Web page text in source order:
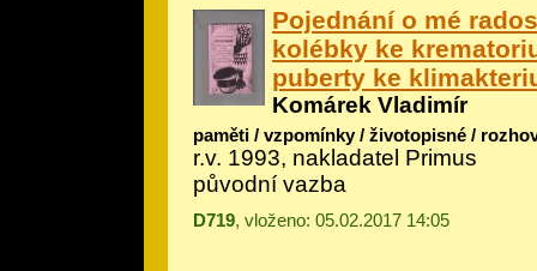
Pojednání o mé
kolébky ke
puberty ke
Komárek Vladimír
paměti / vzpomínky / životopisné /
r.v. 1993, nakladatel Primus
původní vazba
D719, vloženo: 05.02.2017 14:05